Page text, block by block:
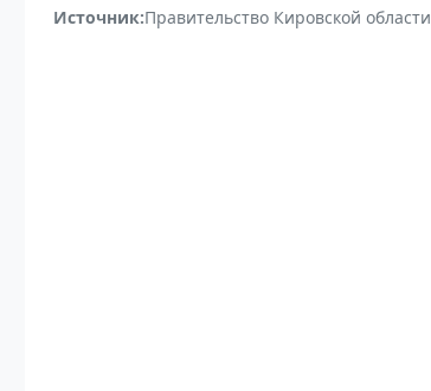
Источник:Правительство Кировской области